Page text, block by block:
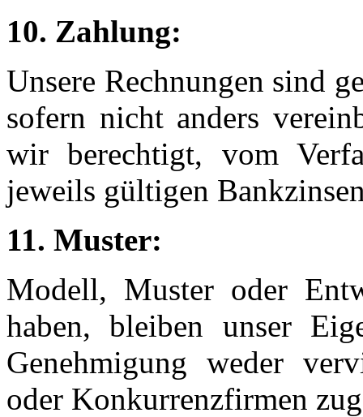
10. Zahlung:
Unsere Rechnungen sind
sofern nicht anders
wir berechtigt, vom
jeweils gültigen
11. Muster:
Modell, Muster oder
haben, bleiben unser
Genehmigung weder
oder Konkurrenzfirmen